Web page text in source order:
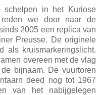
in het Kuriose
reden we door naar de
2005 een replica van
Preusse. De originele
als kruismarkeringslicht.
overeen met de vlag
bijnaam. De vuurtoren
deed nog tot 1967
van het nabijgelegen